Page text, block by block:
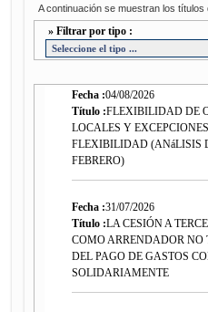
A continuación se muestran los títulos
» Filtrar por tipo :
Fecha :04/08/2026
Título :FLEXIBILIDAD DE
LOCALES Y
FLEXIBILIDAD (ANáLISIS
FEBRERO)
Fecha :31/07/2026
Título :LA CESIÓN A
COMO ARRENDADOR
DEL PAGO DE GASTOS
SOLIDARIAMENTE